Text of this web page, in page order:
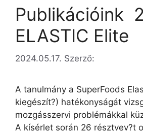
Publikációink 
ELASTIC Elite
2024.05.17. Szerző:
A tanulmány a SuperFoods
kiegészít?) hatékonyságát
mozgásszervi problémákkal
A kísérlet során 26 résztvev?t